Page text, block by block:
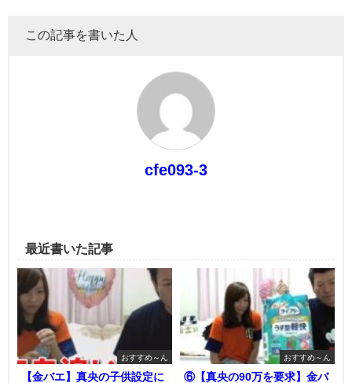
この記事を書いた人
cfe093-3
最近書いた記事
おすすめ～ん
【金バエ】真央の子供設定に
おすすめ～ん
⑥【真央の90万を要求】金バ